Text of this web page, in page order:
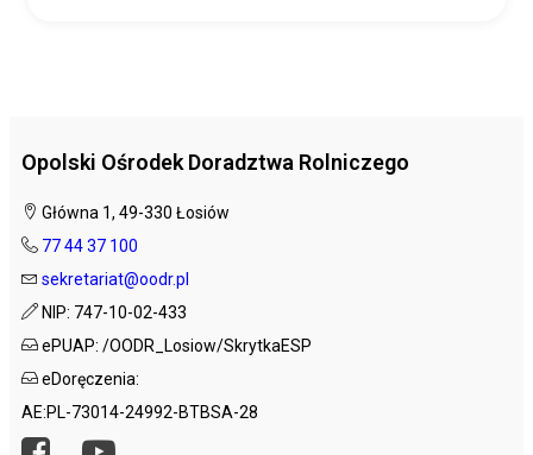
Opolski Ośrodek Doradztwa Rolniczego
Główna 1, 49-330 Łosiów
77 44 37 100
sekretariat@oodr.pl
NIP: 747-10-02-433
ePUAP: /OODR_Losiow/SkrytkaESP
eDoręczenia:
AE:PL-73014-24992-BTBSA-28